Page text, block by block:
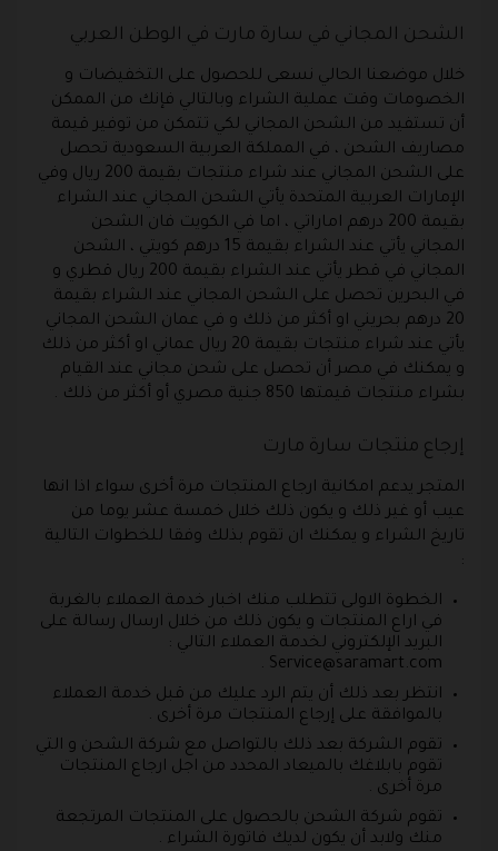
الشحن المجاني في سارة مارت في الوطن العربي
خلال موضعنا الحالي نسعى للحصول على التخفيضات و
الخصومات وقت عملية الشراء وبالتالي فإنك من الممكن
أن تستفيد من الشحن المجاني لكي تتمكن من توفير قيمة
مصاريف الشحن ، في المملكة العربية السعودية تحصل
على الشحن المجاني عند شراء منتجات بقيمة 200 ريال وفي
الإمارات العربية المتحدة يأتي الشحن المجاني عند الشراء
بقيمة 200 درهم اماراتي ، اما في الكويت فان الشحن
المجاني يأتي عند الشراء بقيمة 15 درهم كويتي ، الشحن
المجاني في قطر يأتي عند الشراء بقيمة 200 ريال قطري و
في البحرين تحصل على الشحن المجاني عند الشراء بقيمة
20 درهم بحريني او أكثر من ذلك و في عمان الشحن المجاني
يأتي عند شراء منتجات بقيمة 20 ريال عماني او أكثر من ذلك
و يمكنك في مصر أن تحصل على شحن مجاني عند القيام
بشراء منتجات قيمتها 850 جنية مصري أو أكثر من ذلك .
إرجاع منتجات سارة مارت
المتجر يدعم امكانية ارجاع المنتجات مرة أخرى سواء اذا انها
عيب أو غير ذلك و يكون ذلك خلال خمسة عشر يوما من
تاريخ الشراء و يمكنك ان تقوم بذلك وفقا للخطوات التالية
:
الخطوة الاولى تتطلب منك اخبار خدمة العملاء بالغربة
في اراع المنتجات و يكون ذلك من خلال ارسال رسالة على
البريد الإلكتروني لخدمة العملاء التالي :
Service@saramart.com
.
انتظر بعد ذلك أن يتم الرد عليك من قبل خدمة العملاء
بالموافقة على إرجاع المنتجات مرة أخرى .
تقوم الشركة بعد ذلك بالتواصل مع شركة الشحن و التي
تقوم بابلاغك بالميعاد المحدد من اجل ارجاع المنتجات
مرة أخرى .
تقوم شركة الشحن بالحصول على المنتجات المرتجعة
منك ولابد أن يكون لديك فاتورة الشراء .